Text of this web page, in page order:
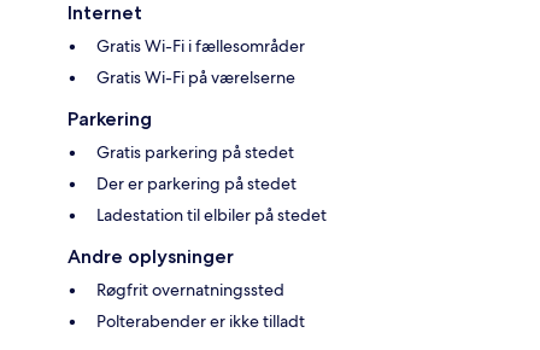
Internet
Gratis Wi-Fi i fællesområder
Gratis Wi-Fi på værelserne
Parkering
Gratis parkering på stedet
Der er parkering på stedet
Ladestation til elbiler på stedet
Andre oplysninger
Røgfrit overnatningssted
Polterabender er ikke tilladt